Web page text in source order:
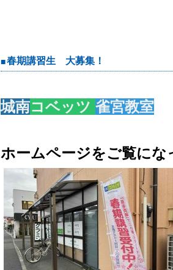
春期講習生 大募集！
城南コベッツ 雀宮教室
ホームページをご覧にな